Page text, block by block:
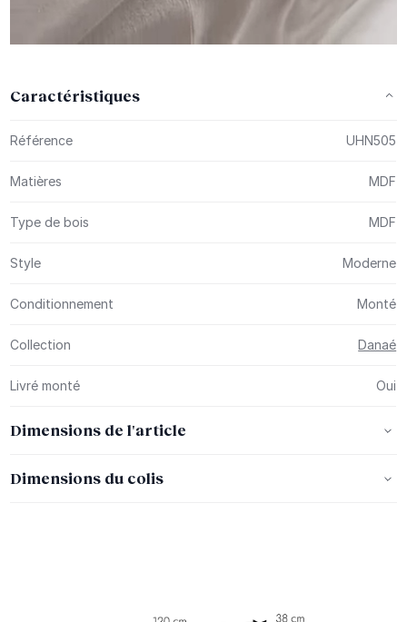
Caractéristiques
Référence UHN505
Matières MDF
Type de bois MDF
Style Moderne
Conditionnement Monté
Collection Danaé
Livré monté Oui
Dimensions de l'article
Dimensions du colis